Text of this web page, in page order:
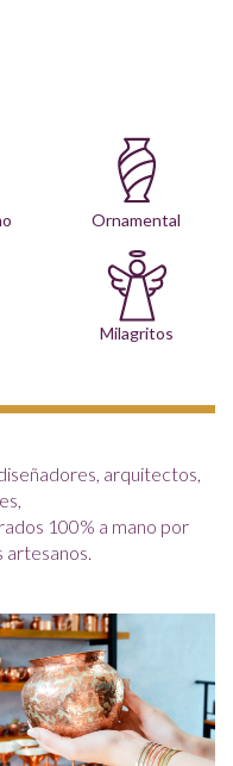
Ornamental
Milagritos
arquitectos,
100% a mano por
artesanos.